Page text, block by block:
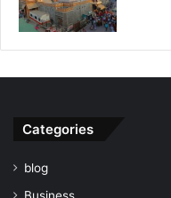
Categories
blog
Business